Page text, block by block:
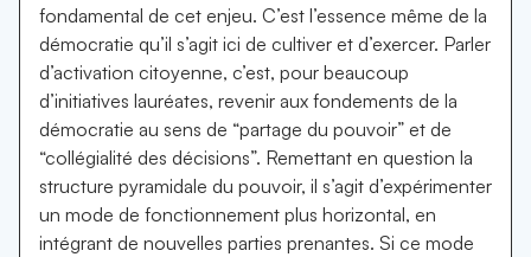
fondamental de cet enjeu. C’est l’essence même de la
démocratie qu’il s’agit ici de cultiver et d’exercer. Parler
d’activation citoyenne, c’est, pour beaucoup
d’initiatives lauréates, revenir aux fondements de la
démocratie au sens de “partage du pouvoir” et de
“collégialité des décisions”. Remettant en question la
structure pyramidale du pouvoir, il s’agit d’expérimenter
un mode de fonctionnement plus horizontal, en
intégrant de nouvelles parties prenantes. Si ce mode